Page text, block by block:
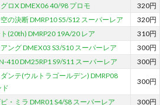
ロX DMEX06 40/98 プロモ
320円
の決断 DMRP10 S5/S12 スーパーレア
320円
(20th) DMRP20 19A/20 レア
310円
ング DMEX03 S3/S10 スーパーレア
300円
410 DM25RP1 S9/S11 スーパーレア 300円
ンテ(ウルトラゴールデン) DMRP08
ド
300円
・ミラ DMR01 S4/S8 スーパーレア
300円